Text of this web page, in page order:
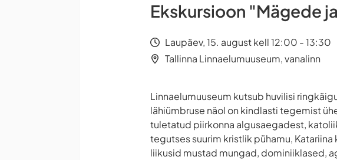
Ekskursioon "Mägede
Laupäev, 15. august kell 12:00 - 13:30
Tallinna Linnaelumuuseum, vanalinn
Linnaelumuuseum kutsub huvilisi
lähiümbruse näol on kindlasti tegemist
tuletatud piirkonna algusaegadest,
tegutses suurim kristlik pühamu,
liikusid mustad mungad, dominiiklased,